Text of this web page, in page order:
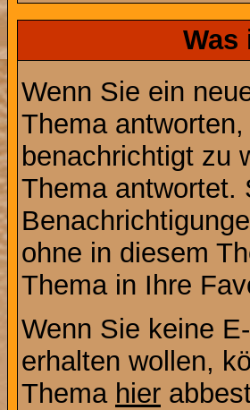
Was
Wenn Sie ein
Thema
benachrichtigt zu
Thema antwortet.
ohne in diesem
Thema in Ihre
Wenn Sie keine
erhalten wollen,
Thema hier